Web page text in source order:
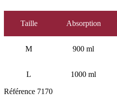
Taille Absorption
M 900 ml
L 1000 ml
Référence 7170